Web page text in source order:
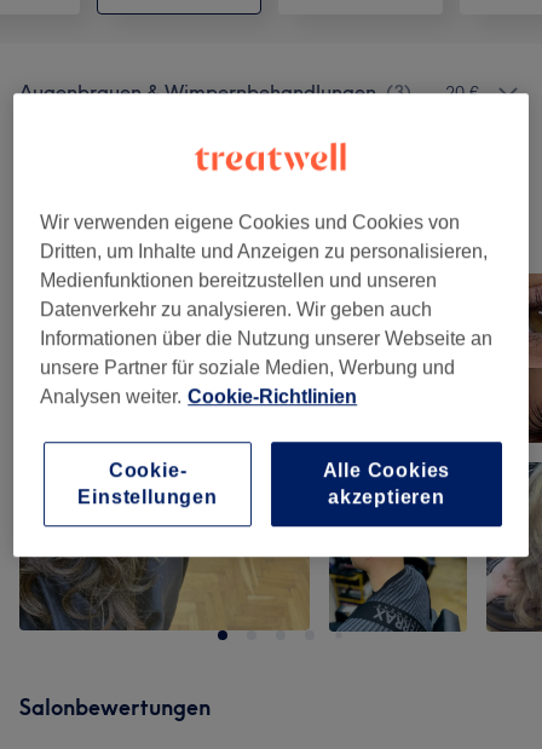
Augenbrauen & Wimpernbehandlungen (3) 20 €
Gesichtsbehandlungen (16)
Unsere Arbeit
Bild anklicken für weitere Details
Salonbewertungen
Wir verwenden eigene Cookies und Cookies von
Dritten, um Inhalte und Anzeigen zu personalisieren,
Medienfunktionen bereitzustellen und unseren
Datenverkehr zu analysieren. Wir geben auch
Informationen über die Nutzung unserer Webseite an
unsere Partner für soziale Medien, Werbung und
Analysen weiter. Cookie-Richtlinien
Cookie-
Einstellungen
Alle Cookies
akzeptieren